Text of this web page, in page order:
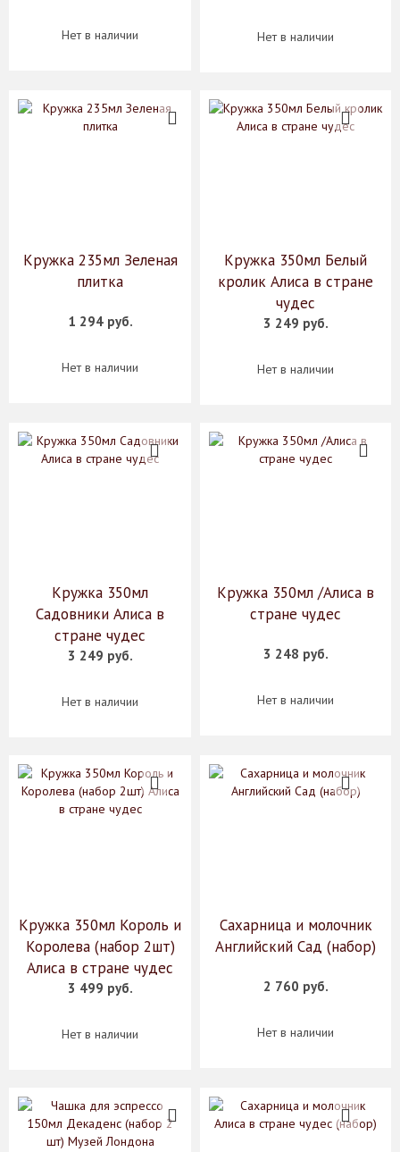
Нет в наличии Нет в наличии
Кружка 235мл Зеленая
плитка
1 294 руб.
Нет в наличии
Кружка 350мл Белый
кролик Алиса в стране
чудес
3 249 руб.
Нет в наличии
Кружка 350мл
Садовники Алиса в
стране чудес
3 249 руб.
Нет в наличии
Кружка 350мл /Алиса в
стране чудес
3 248 руб.
Нет в наличии
Кружка 350мл Король и
Королева (набор 2шт)
Алиса в стране чудес
3 499 руб.
Нет в наличии
Сахарница и молочник
Английский Сад (набор)
2 760 руб.
Нет в наличии